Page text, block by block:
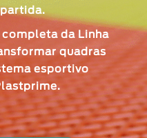
da Linha
quadras
esportivo